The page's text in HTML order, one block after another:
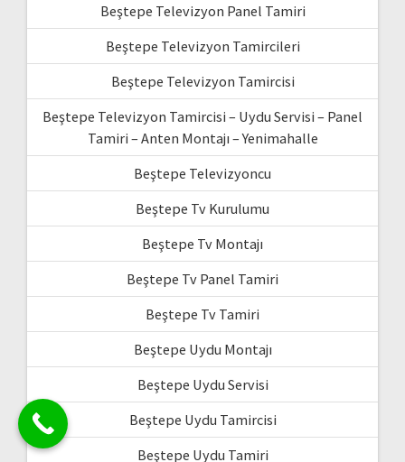
Beştepe Televizyon Panel Tamiri
Beştepe Televizyon Tamircileri
Beştepe Televizyon Tamircisi
Beştepe Televizyon Tamircisi – Uydu Servisi – Panel
Tamiri – Anten Montajı – Yenimahalle
Beştepe Televizyoncu
Beştepe Tv Kurulumu
Beştepe Tv Montajı
Beştepe Tv Panel Tamiri
Beştepe Tv Tamiri
Beştepe Uydu Montajı
Beştepe Uydu Servisi
Beştepe Uydu Tamircisi
Beştepe Uydu Tamiri